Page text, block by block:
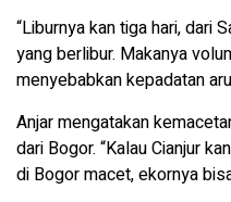
“Liburnya kan tiga hari, dari
yang berlibur. Makanya
menyebabkan kepadatan
Anjar mengatakan
dari Bogor. “Kalau Cianjur
di Bogor macet, ekornya